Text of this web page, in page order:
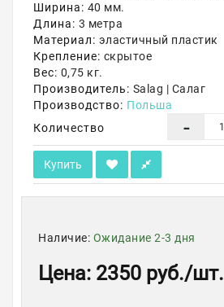
Ширина: 40 мм.
Длина: 3 метра
Материал: эластичный пластик
Крепление: скрытое
Вес: 0,75 кг.
Производитель: Salag | Салаг
Производство: Польша
Количество
Купить
Наличие: Ожидание 2-3 дня
Цена: 2350 руб./шт.